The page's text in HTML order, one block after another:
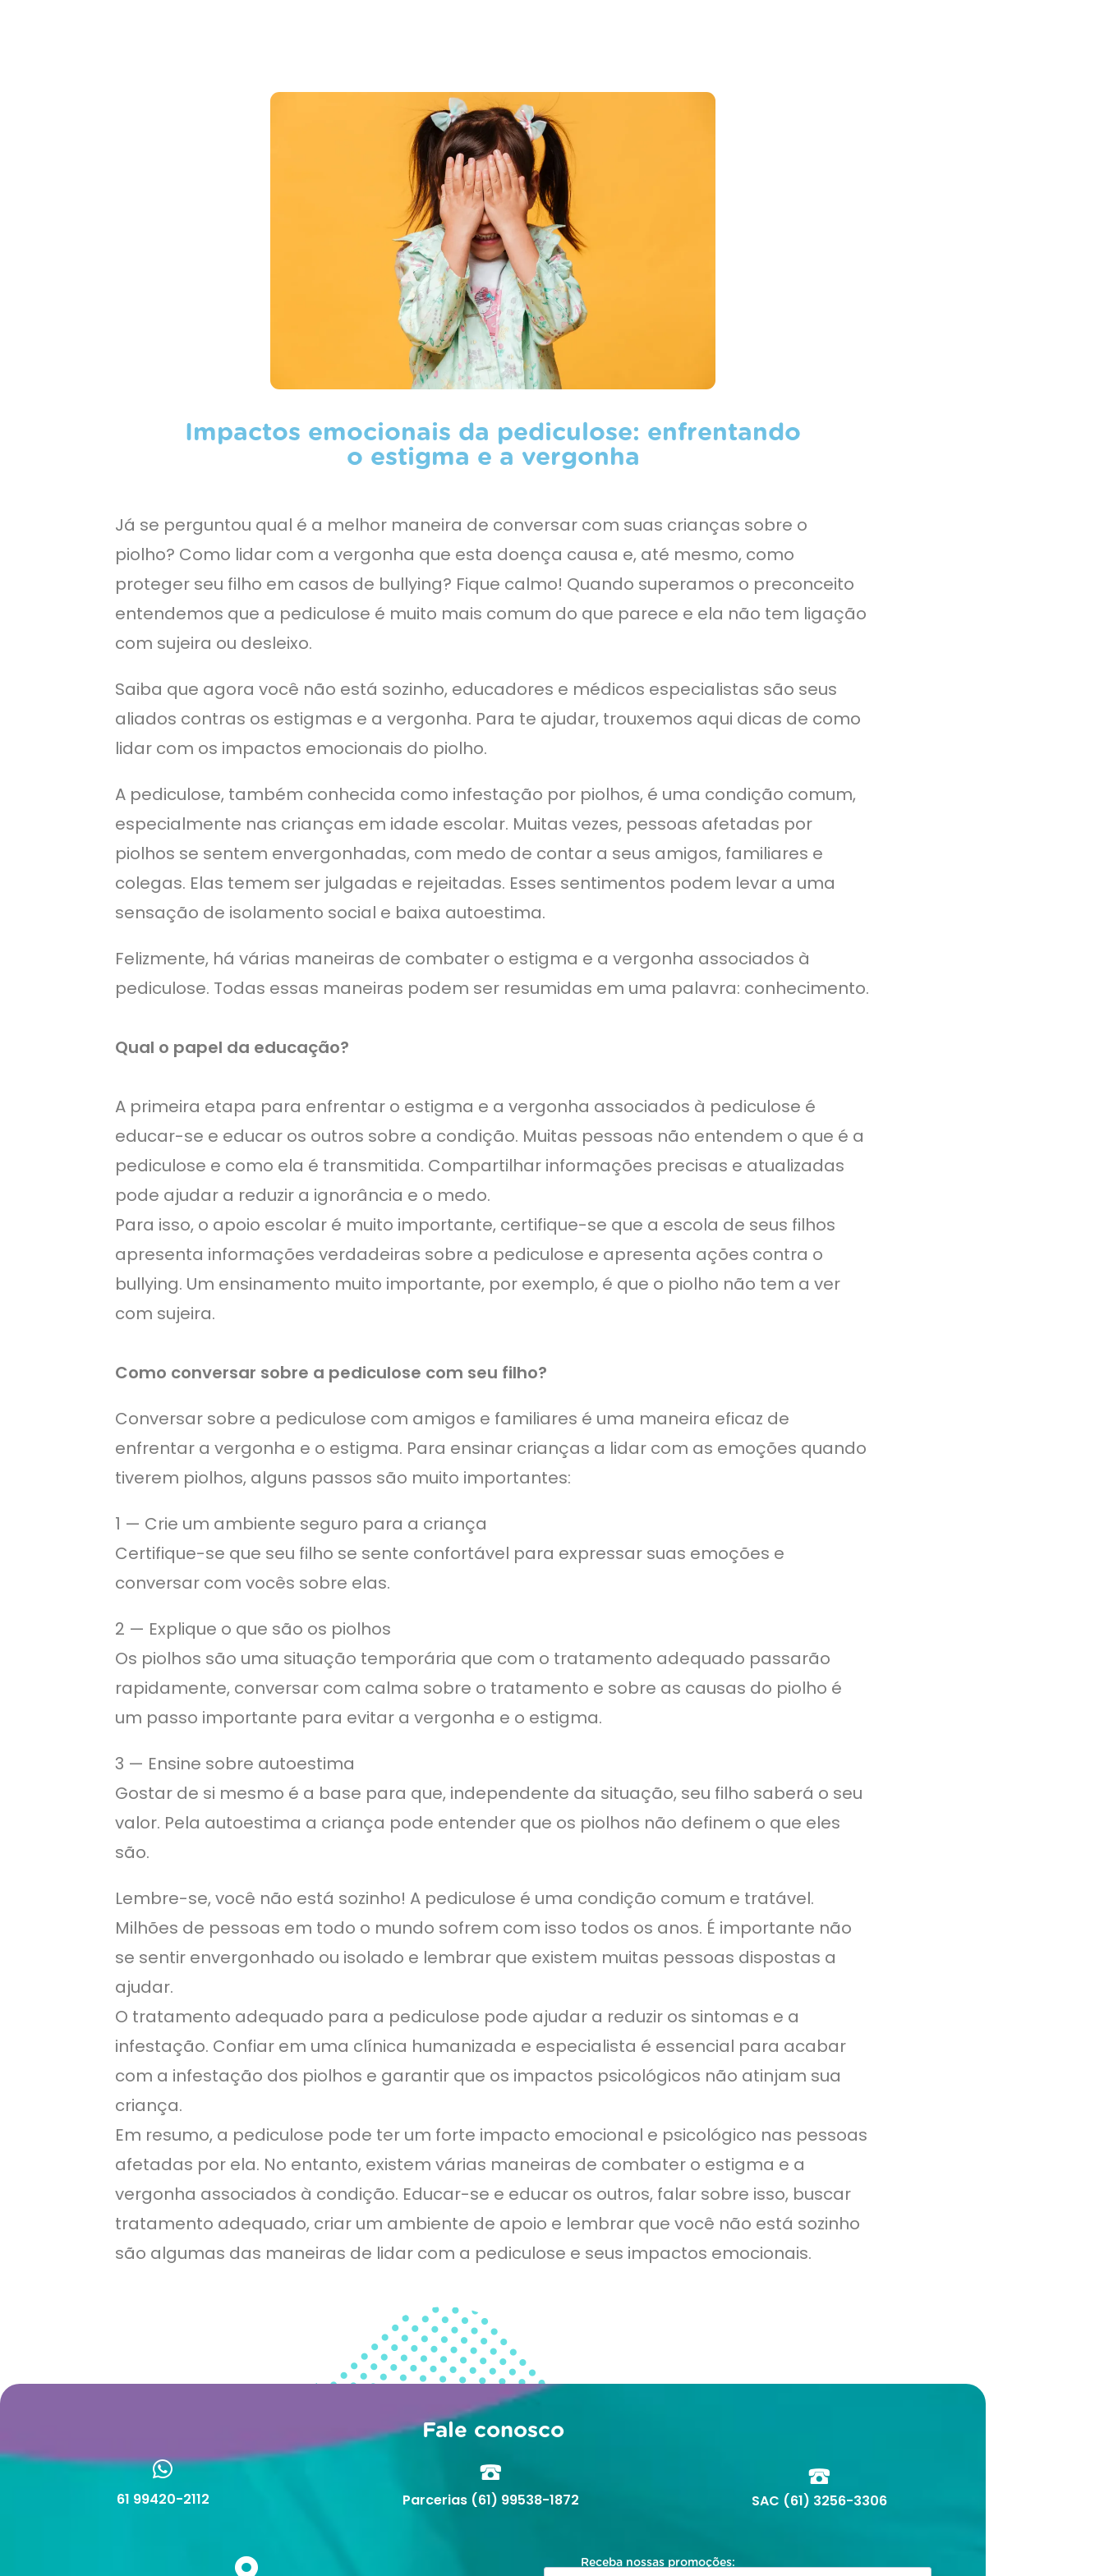
Impactos emocionais da pediculose: enfrentando
o estigma e a vergonha
Já se perguntou qual é a melhor maneira de conversar com suas crianças sobre o
piolho? Como lidar com a vergonha que esta doença causa e, até mesmo, como
proteger seu filho em casos de bullying? Fique calmo! Quando superamos o preconceito
entendemos que a pediculose é muito mais comum do que parece e ela não tem ligação
com sujeira ou desleixo.
Saiba que agora você não está sozinho, educadores e médicos especialistas são seus
aliados contras os estigmas e a vergonha. Para te ajudar, trouxemos aqui dicas de como
lidar com os impactos emocionais do piolho.
A pediculose, também conhecida como infestação por piolhos, é uma condição comum,
especialmente nas crianças em idade escolar. Muitas vezes, pessoas afetadas por
piolhos se sentem envergonhadas, com medo de contar a seus amigos, familiares e
colegas. Elas temem ser julgadas e rejeitadas. Esses sentimentos podem levar a uma
sensação de isolamento social e baixa autoestima.
Felizmente, há várias maneiras de combater o estigma e a vergonha associados à
pediculose. Todas essas maneiras podem ser resumidas em uma palavra: conhecimento.
Qual o papel da educação?
A primeira etapa para enfrentar o estigma e a vergonha associados à pediculose é
educar-se e educar os outros sobre a condição. Muitas pessoas não entendem o que é a
pediculose e como ela é transmitida. Compartilhar informações precisas e atualizadas
pode ajudar a reduzir a ignorância e o medo.
Para isso, o apoio escolar é muito importante, certifique-se que a escola de seus filhos
apresenta informações verdadeiras sobre a pediculose e apresenta ações contra o
bullying. Um ensinamento muito importante, por exemplo, é que o piolho não tem a ver
com sujeira.
Como conversar sobre a pediculose com seu filho?
Conversar sobre a pediculose com amigos e familiares é uma maneira eficaz de
enfrentar a vergonha e o estigma. Para ensinar crianças a lidar com as emoções quando
tiverem piolhos, alguns passos são muito importantes:
1 — Crie um ambiente seguro para a criança
Certifique-se que seu filho se sente confortável para expressar suas emoções e
conversar com vocês sobre elas.
2 — Explique o que são os piolhos
Os piolhos são uma situação temporária que com o tratamento adequado passarão
rapidamente, conversar com calma sobre o tratamento e sobre as causas do piolho é
um passo importante para evitar a vergonha e o estigma.
3 — Ensine sobre autoestima
Gostar de si mesmo é a base para que, independente da situação, seu filho saberá o seu
valor. Pela autoestima a criança pode entender que os piolhos não definem o que eles
são.
Lembre-se, você não está sozinho! A pediculose é uma condição comum e tratável.
Milhões de pessoas em todo o mundo sofrem com isso todos os anos. É importante não
se sentir envergonhado ou isolado e lembrar que existem muitas pessoas dispostas a
ajudar.
O tratamento adequado para a pediculose pode ajudar a reduzir os sintomas e a
infestação. Confiar em uma clínica humanizada e especialista é essencial para acabar
com a infestação dos piolhos e garantir que os impactos psicológicos não atinjam sua
criança.
Em resumo, a pediculose pode ter um forte impacto emocional e psicológico nas pessoas
afetadas por ela. No entanto, existem várias maneiras de combater o estigma e a
vergonha associados à condição. Educar-se e educar os outros, falar sobre isso, buscar
tratamento adequado, criar um ambiente de apoio e lembrar que você não está sozinho
são algumas das maneiras de lidar com a pediculose e seus impactos emocionais.
Fale conosco
61 99420-2112 Parcerias (61) 99538-1872 SAC (61) 3256-3306
Receba nossas promoções: